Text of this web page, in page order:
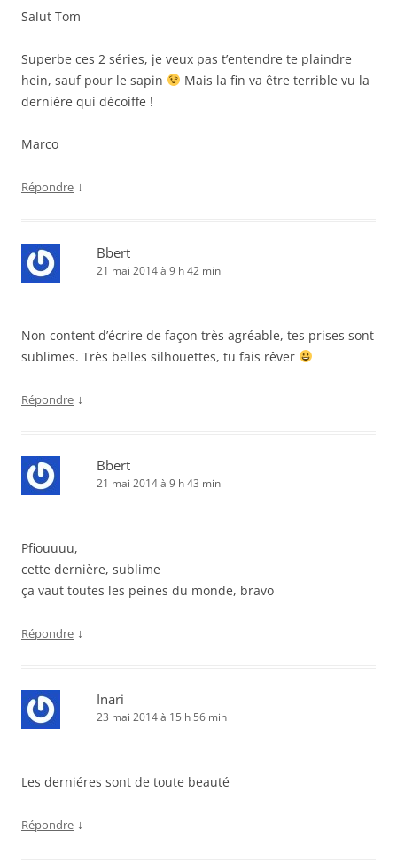
Salut Tom
Superbe ces 2 séries, je veux pas t’entendre te plaindre
hein, sauf pour le sapin
Mais la fin va être terrible vu la
dernière qui décoiffe !
Marco
Répondre ↓
Bbert
21 mai 2014 à 9 h 42 min
Non content d’écrire de façon très agréable, tes prises sont
sublimes. Très belles silhouettes, tu fais rêver
Répondre ↓
Bbert
21 mai 2014 à 9 h 43 min
Pfiouuuu,
cette dernière, sublime
ça vaut toutes les peines du monde, bravo
Répondre ↓
Inari
23 mai 2014 à 15 h 56 min
Les derniéres sont de toute beauté
Répondre ↓